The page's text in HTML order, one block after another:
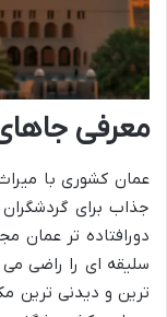
معرفی
عمان کشوری با
جذاب برای
دورافتاده تر عمان
سلیقه ای را راضی
ترین و دیدنی ترین